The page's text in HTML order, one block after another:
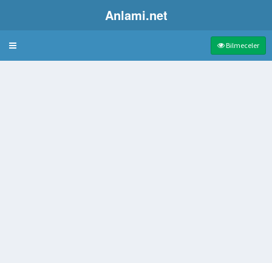
Anlami.net
Bulmaca Bilmeceler